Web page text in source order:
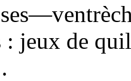
jeux de